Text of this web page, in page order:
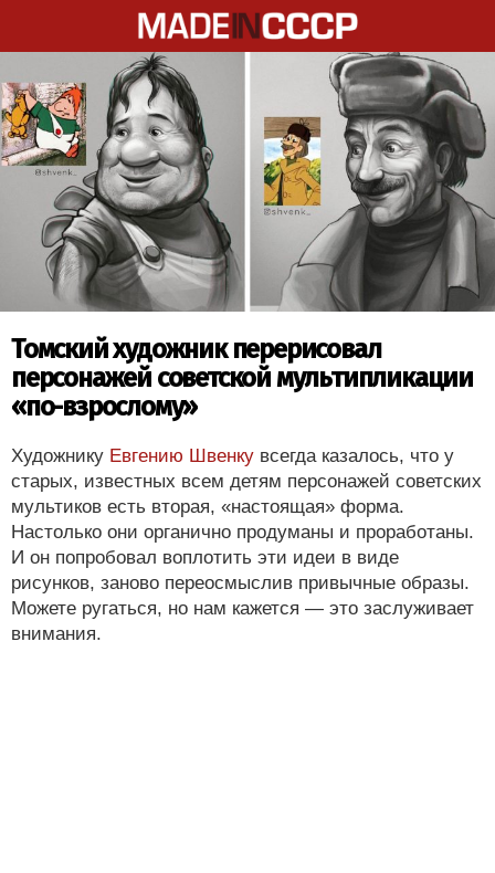
Томский художник перерисовал
персонажей советской мультипликации
«по-взрослому»
Художнику Евгению Швенку всегда казалось, что у
старых, известных всем детям персонажей советских
мультиков есть вторая, «настоящая» форма.
Настолько они органично продуманы и проработаны.
И он попробовал воплотить эти идеи в виде
рисунков, заново переосмыслив привычные образы.
Можете ругаться, но нам кажется — это заслуживает
внимания.